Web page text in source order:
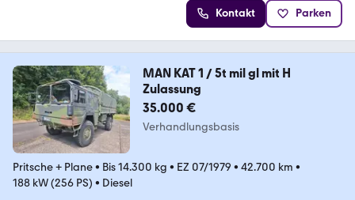
Kontakt Parken
MAN KAT 1 / 5t mil gl mit H
Zulassung
35.000 €
Verhandlungsbasis
Pritsche + Plane• Bis 14.300 kg • EZ 07/1979 • 42.700 km •
188 kW (256 PS) • Diesel